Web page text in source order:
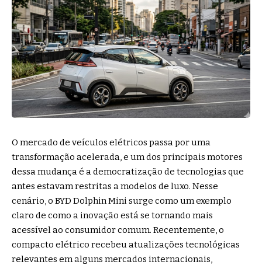
O mercado de veículos elétricos passa por uma
transformação acelerada, e um dos principais motores
dessa mudança é a democratização de tecnologias que
antes estavam restritas a modelos de luxo. Nesse
cenário, o BYD Dolphin Mini surge como um exemplo
claro de como a inovação está se tornando mais
acessível ao consumidor comum. Recentemente, o
compacto elétrico recebeu atualizações tecnológicas
relevantes em alguns mercados internacionais,